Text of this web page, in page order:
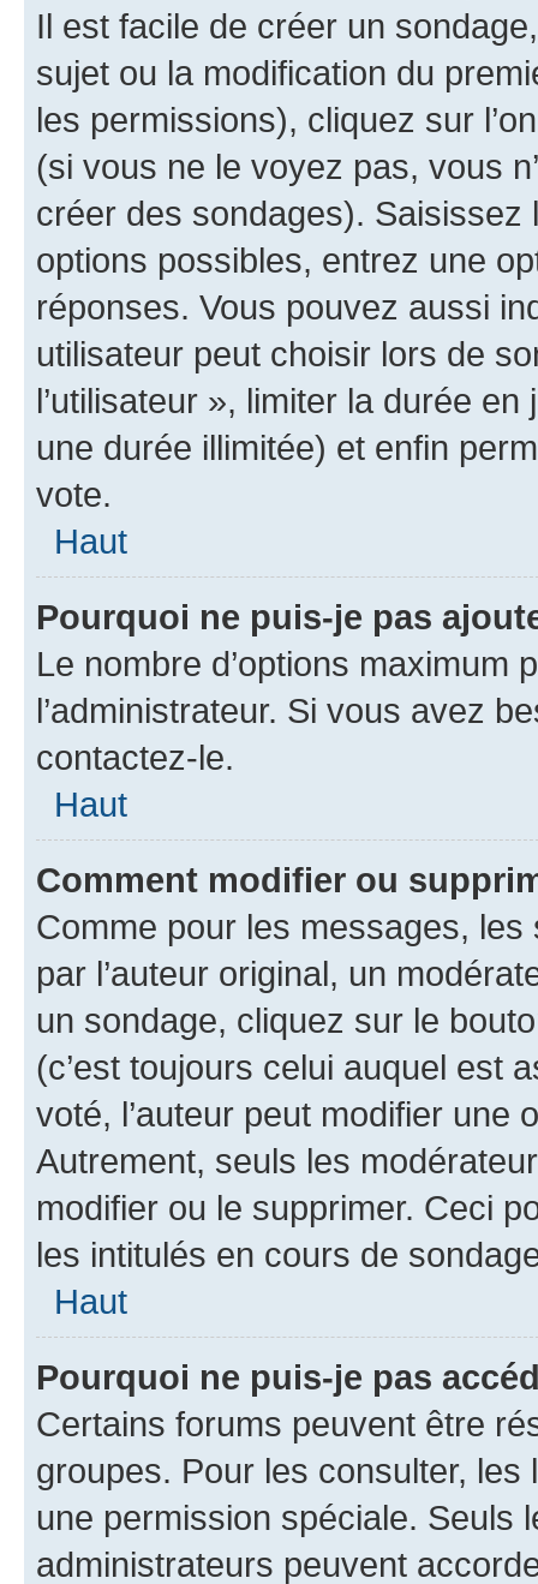
Il est facile de créer un
sujet ou la modification du
les permissions), cliquez sur
(si vous ne le voyez pas, vous
créer des sondages).
options possibles, entrez une
réponses. Vous pouvez aussi
utilisateur peut choisir lors de
l’utilisateur », limiter la durée
une durée illimitée) et enfin
vote.
Haut
Pourquoi ne puis-je pas
Le nombre d’options maximum
l’administrateur. Si vous avez
contactez-le.
Haut
Comment modifier ou
Comme pour les messages,
par l’auteur original, un
un sondage, cliquez sur le
(c’est toujours celui auquel est
voté, l’auteur peut modifier une
Autrement, seuls les
modifier ou le supprimer. Ceci
les intitulés en cours de
Haut
Pourquoi ne puis-je pas
Certains forums peuvent être
groupes. Pour les consulter,
une permission spéciale. Seuls
administrateurs peuvent